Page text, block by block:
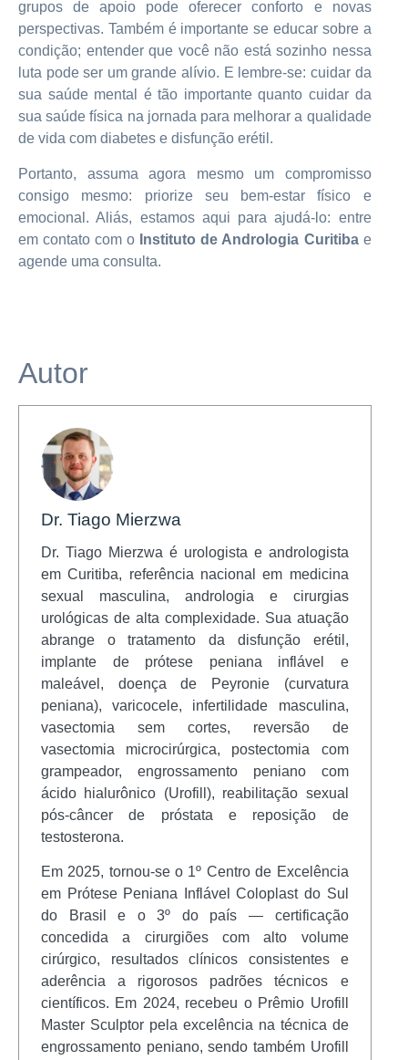
grupos de apoio pode oferecer conforto e novas
perspectivas. Também é importante se educar sobre a
condição; entender que você não está sozinho nessa
luta pode ser um grande alívio. E lembre-se: cuidar da
sua saúde mental é tão importante quanto cuidar da
sua saúde física na jornada para melhorar a qualidade
de vida com diabetes e disfunção erétil.
Portanto, assuma agora mesmo um compromisso
consigo mesmo: priorize seu bem-estar físico e
emocional. Aliás, estamos aqui para ajudá-lo: entre
em contato com o Instituto de Andrologia Curitibae
agende uma consulta.
Autor
Dr. Tiago Mierzwa
Dr. Tiago Mierzwa é urologista e andrologista
em Curitiba, referência nacional em medicina
sexual masculina, andrologia e cirurgias
urológicas de alta complexidade. Sua atuação
abrange o tratamento da disfunção erétil,
implante de prótese peniana inflável e
maleável, doença de Peyronie (curvatura
peniana), varicocele, infertilidade masculina,
vasectomia sem cortes, reversão de
vasectomia microcirúrgica, postectomia com
grampeador, engrossamento peniano com
ácido hialurônico (Urofill), reabilitação sexual
pós-câncer de próstata e reposição de
testosterona.
Em 2025, tornou-se o 1º Centro de Excelência
em Prótese Peniana Inflável Coloplast do Sul
do Brasil e o 3º do país — certificação
concedida a cirurgiões com alto volume
cirúrgico, resultados clínicos consistentes e
aderência a rigorosos padrões técnicos e
científicos. Em 2024, recebeu o Prêmio Urofill
Master Sculptor pela excelência na técnica de
engrossamento peniano, sendo também Urofill